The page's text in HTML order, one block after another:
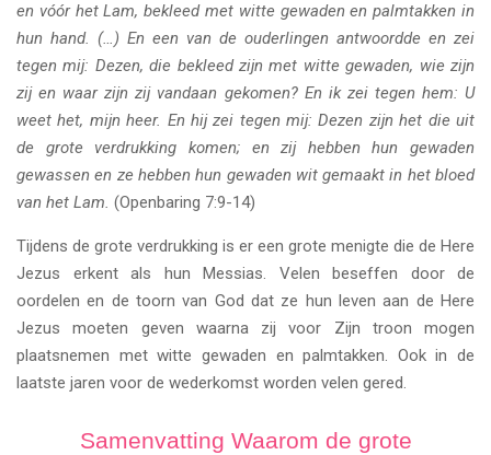
en vóór het Lam, bekleed met witte gewaden en palmtakken in
hun hand. (…) En een van de ouderlingen antwoordde en zei
tegen mij: Dezen, die bekleed zijn met witte gewaden, wie zijn
zij en waar zijn zij vandaan gekomen? En ik zei tegen hem: U
weet het, mijn heer. En hij zei tegen mij: Dezen zijn het die uit
de grote verdrukking komen; en zij hebben hun gewaden
gewassen en ze hebben hun gewaden wit gemaakt in het bloed
van het Lam. (Openbaring 7:9-14)
Tijdens de grote verdrukking is er een grote menigte die de Here
Jezus erkent als hun Messias. Velen beseffen door de
oordelen en de toorn van God dat ze hun leven aan de Here
Jezus moeten geven waarna zij voor Zijn troon mogen
plaatsnemen met witte gewaden en palmtakken. Ook in de
laatste jaren voor de wederkomst worden velen gered.
Samenvatting Waarom de grote